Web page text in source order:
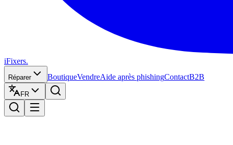
iFixers.
Réparer BoutiqueVendreAide après phishingContactB2B
FR